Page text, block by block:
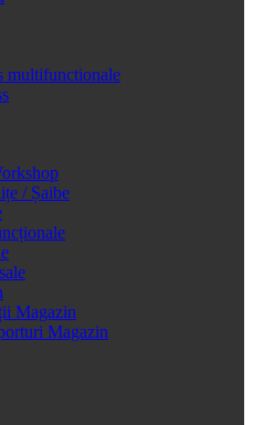
multifunctionale
/ Șaibe
Magazin
Magazin